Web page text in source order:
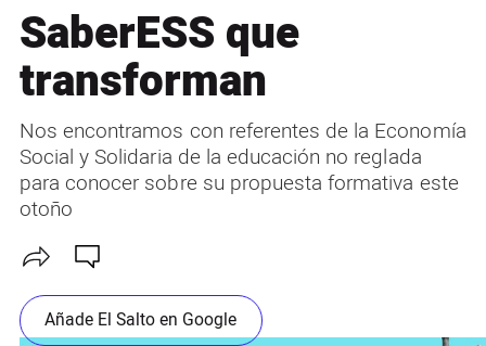
SaberESS que
transforman
Nos encontramos con referentes de la Economía
Social y Solidaria de la educación no reglada
para conocer sobre su propuesta formativa este
otoño
Añade El Salto en Google